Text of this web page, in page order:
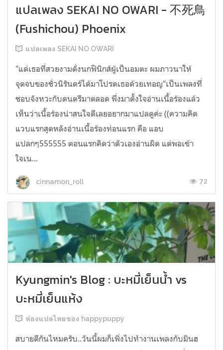
แปลเพลง SEKAI NO OWARI - 不死鳥
(Fushichou) Phoenix
แปลเพลง SEKAI NO OWARI
"แด่เธอที่สวยงามดั่งนกฟินิกส์ผู้เป็นอมตะ ผมภาวนาให้
จุดจบของชั่วนิรันดร์ได้มาโปรดเธอด้วยเทอญ"เป็นเพลงที่
ชอบจังหวะกับดนตรีมาตลอด พึ่งมาตั้งใจอ่านเนื้อร้องแล้ว
เห็นว่าเนื้อร้องน่าสนใจดีเลยอยากมาแปลดูค่ะ ((ความคิด
แวบแรกสุดหลังอ่านเนื้อร้องท่อนแรก คือ แอบ
แปลกๆ555555 ตอนแรกคิดว่าตัวเองอ่านผิด แต่พอเข้า
ใจเน...
cinnamon_roll 72
Kyungmin's Blog : บะหมี่เย็นน้ำ vs
บะหมี่เย็นแห้ง
ห้องแปลไทยของ happypuppy
สบายดีกันไหมครับ..วันนี้ผมก็เพิ่งไปทำงานเพลงกับมินฮ